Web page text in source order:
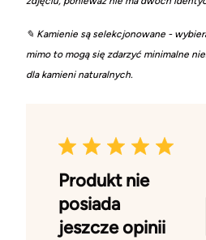
✎ Kamienie są selekcjonowane -
mimo to mogą się zdarzyć minimalne
dla kamieni naturalnych.
Produkt nie
posiada
jeszcze opinii